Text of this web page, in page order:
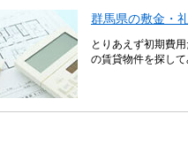
群馬県の敷金・
とりあえず初期費
の賃貸物件を探して